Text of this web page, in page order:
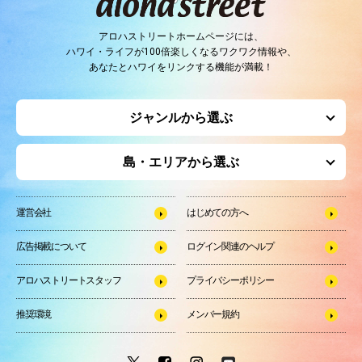
アロハストリートホームページには、
ハワイ・ライフが100倍楽しくなるワクワク情報や、
あなたとハワイをリンクする機能が満載！
ジャンルから選ぶ
島・エリアから選ぶ
運営会社 はじめての方へ
広告掲載について ログイン関連のヘルプ
アロハストリートスタッフ プライバシーポリシー
推奨環境 メンバー規約